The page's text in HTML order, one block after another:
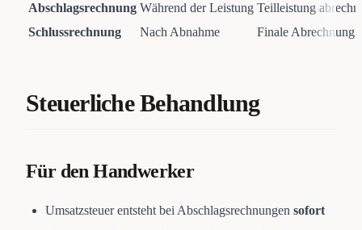
Abschlagsrechnung Während der Leistung Teilleistung
Schlussrechnung
Nach Abnahme Finale Abrechnung
Steuerliche Behandlung
Für den Handwerker
Umsatzsteuer entsteht bei Abschlagsrechnungen sofort